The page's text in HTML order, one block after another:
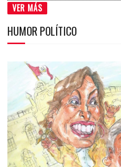
VER MÁS
HUMOR POLÍTICO